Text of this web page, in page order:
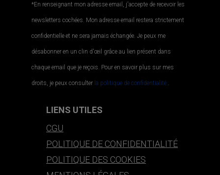
*En renseignant mon adresse email, j'accepte de recevoir les
newsletters cochées. Mon adresse email restera strictement
confidentielle et ne sera jamais échangée. Je peux me
désabonner en un clin d'œil grâce au lien présent dans
chaque email que je reçois. Pour en savoir plus sur mes
droits, je peux consulter la politique de confidentialité..
LIENS UTILES
CGU
POLITIQUE DE CONFIDENTIALITÉ
POLITIQUE DES COOKIES